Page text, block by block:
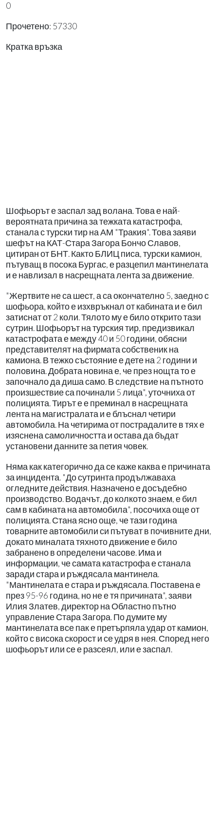
0
Прочетено: 57330
Кратка връзка
Шофьорът е заспал зад волана. Това е най-
вероятната причина за тежката катастрофа,
станала с турски тир на АМ "Тракия". Това заяви
шефът на КАТ-Стара Загора Бончо Славов,
цитиран от БНТ. Както БЛИЦ писа, турски камион,
пътуващ в посока Бургас, е разцепил мантинелата
и е навлизал в насрещната лента за движение.
"Жертвите не са шест, а са окончателно 5, заедно с
шофьора, който е изхвръкнал от кабината и е бил
затиснат от 2 коли. Тялото му е било открито тази
сутрин. Шофьорът на турския тир, предизвикал
катастрофата е между 40 и 50 години, обясни
представителят на фирмата собственик на
камиона. В тежко състояние е дете на 2 години и
половина. Добрата новина е, че през нощта то е
започнало да диша само. В следствие на пътното
произшествие са починали 5 лица", уточниха от
полицията. Тирът е е преминал в насрещната
лента на магистралата и е блъснал четири
автомобила. На четирима от пострадалите в тях е
изяснена самоличността и остава да бъдат
установени данните за петия човек.
Няма как категорично да се каже каква е причината
за инцидента. "До сутринта продължаваха
огледните действия. Назначено е досъдебно
производство. Водачът, до колкото знаем, е бил
сам в кабината на автомобила", посочиха още от
полицията. Стана ясно още, че тази година
товарните автомобили си пътуват в почивните дни,
докато миналата тяхното движение е било
забранено в определени часове. Има и
информации, че самата катастрофа е станала
заради стара и ръждясала мантинела.
"Мантинелата е стара и ръждясала. Поставена е
през 95-96 година, но не е тя причината", заяви
Илия Златев, директор на Областно пътно
управление Стара Загора. По думите му
мантинелата все пак е претърпяла удар от камион,
който с висока скорост и се удря в нея. Според него
шофьорът или се е разсеял, или е заспал.